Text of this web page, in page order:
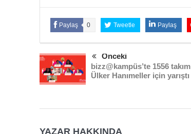
Paylaş 0 Tweetle Paylaş
Önceki
bizz@kampüs’te 1556 takım
Ülker Hanımeller için yarıştı
YAZAR HAKKINDA